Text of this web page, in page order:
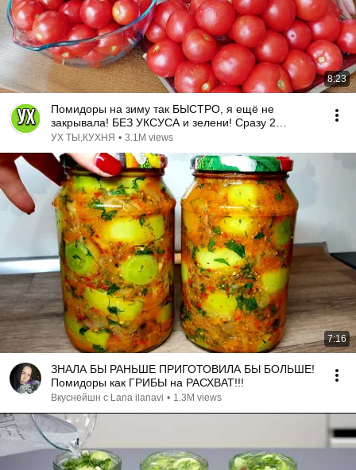
8:23
Помидоры на зиму так БЫСТРО, я ещё не
закрывала! БЕЗ УКСУСА и зелени! Сразу 2
рецепта.
УХ ТЫ,КУХНЯ • 3.1M views
7:16
ЗНАЛА БЫ РАНЬШЕ ПРИГОТОВИЛА БЫ БОЛЬШЕ!
Помидоры как ГРИБЫ на РАСХВАТ!!!
Вкуснейшн с Lana ilanavi • 1.3M views